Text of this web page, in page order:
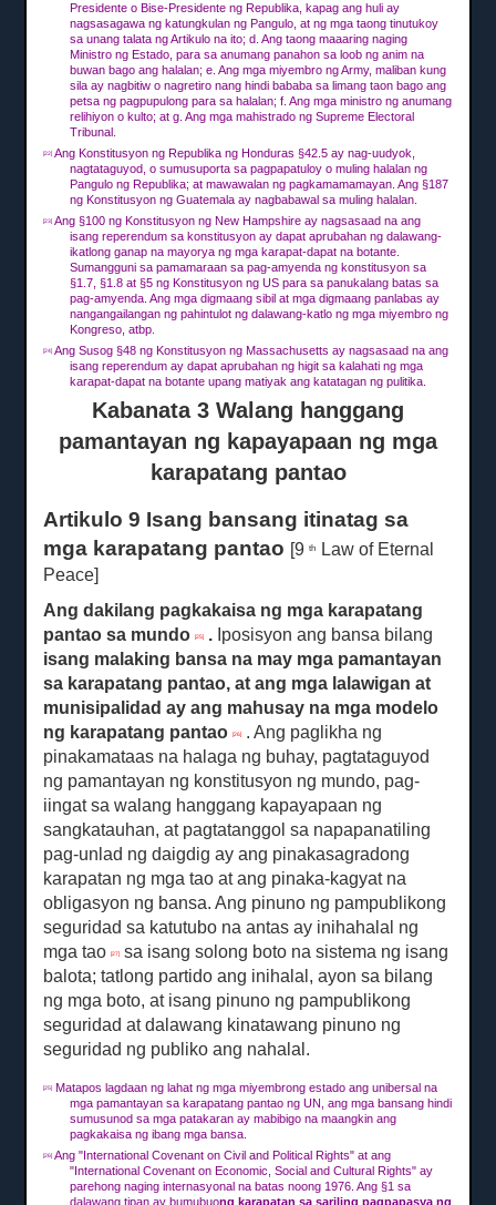
Presidente o Bise-Presidente ng Republika, kapag ang huli ay
nagsasagawa ng katungkulan ng Pangulo, at ng mga taong tinutukoy
sa unang talata ng Artikulo na ito;d.Ang taong maaaring naging
Ministro ng Estado,para sa anumang panahon sa loob ng anim na
buwan bago ang halalan;e.Ang mga miyembro ng Army, maliban kung
sila ay nagbitiw o nagretiro nang hindi bababa sa limang taon bago ang
petsa ng pagpupulong para sa halalan;f.Ang mga ministro ng anumang
relihiyon o kulto;at g.Ang mga mahistrado ng Supreme Electoral
Tribunal.
[22] Ang Konstitusyon ng Republika ng Honduras §42.5 ay nag-uudyok,
nagtataguyod, o sumusuporta sa pagpapatuloy o muling halalan ng
Pangulo ng Republika;at mawawalan ng pagkamamamayan.Ang §187
ng Konstitusyon ng Guatemala ay nagbabawal sa muling halalan.
[23] Ang §100 ng Konstitusyon ng New Hampshire ay nagsasaad na ang
isang reperendum sa konstitusyon ay dapat aprubahan ng dalawang-
ikatlong ganap na mayorya ng mga karapat-dapat na botante.
Sumangguni sa pamamaraan sa pag-amyenda ng konstitusyon sa
§1.7, §1.8 at §5 ng Konstitusyon ng US para sa panukalang batas sa
pag-amyenda.Ang mga digmaang sibil at mga digmaang panlabas ay
nangangailangan ng pahintulot ng dalawang-katlo ng mga miyembro ng
Kongreso, atbp.
[24] Ang Susog §48 ng Konstitusyon ng Massachusetts ay nagsasaad na ang
isang reperendum ay dapat aprubahan ng higit sa kalahati ng mga
karapat-dapat na botante upang matiyak ang katatagan ng pulitika.
Kabanata 3 Walang hanggang
pamantayan ng kapayapaan ng mga
karapatang pantao
Artikulo 9 Isang bansang itinatag sa
mga karapatang pantao [9th
Law of Eternal
Peace]
Ang dakilang pagkakaisa ng mga karapatang
pantao sa mundo[25] . Iposisyon ang bansa bilang
isang malaking bansa na may mga pamantayan
sa karapatang pantao, at ang mga lalawigan at
munisipalidad ay ang mahusay na mga modelo
ng karapatang pantao[26] .Ang paglikha ng
pinakamataas na halaga ng buhay, pagtataguyod
ng pamantayan ng konstitusyon ng mundo, pag-
iingat sa walang hanggang kapayapaan ng
sangkatauhan, at pagtatanggol sa napapanatiling
pag-unlad ng daigdig ay ang pinakasagradong
karapatan ng mga tao at ang pinaka-kagyat na
obligasyon ng bansa.Ang pinuno ng pampublikong
seguridad sa katutubo na antas ay inihahalal ng
mga tao[27]
sa isang solong boto na sistema ng isang
balota;tatlong partido ang inihalal, ayon sa bilang
ng mga boto, at isang pinuno ng pampublikong
seguridad at dalawang kinatawang pinuno ng
seguridad ng publiko ang nahalal.
[25]
Matapos lagdaan ng lahat ng mga miyembrong estado ang unibersal na
mga pamantayan sa karapatang pantao ng UN, ang mga bansang hindi
sumusunod sa mga patakaran ay mabibigo na maangkin ang
pagkakaisa ng ibang mga bansa.
[26] Ang "International Covenant on Civil and Political Rights" at ang
"International Covenant on Economic, Social and Cultural Rights" ay
parehong naging internasyonal na batas noong 1976. Ang §1 sa
dalawang tipan ay bumubuong karapatan sa sariling pagpapasya ng